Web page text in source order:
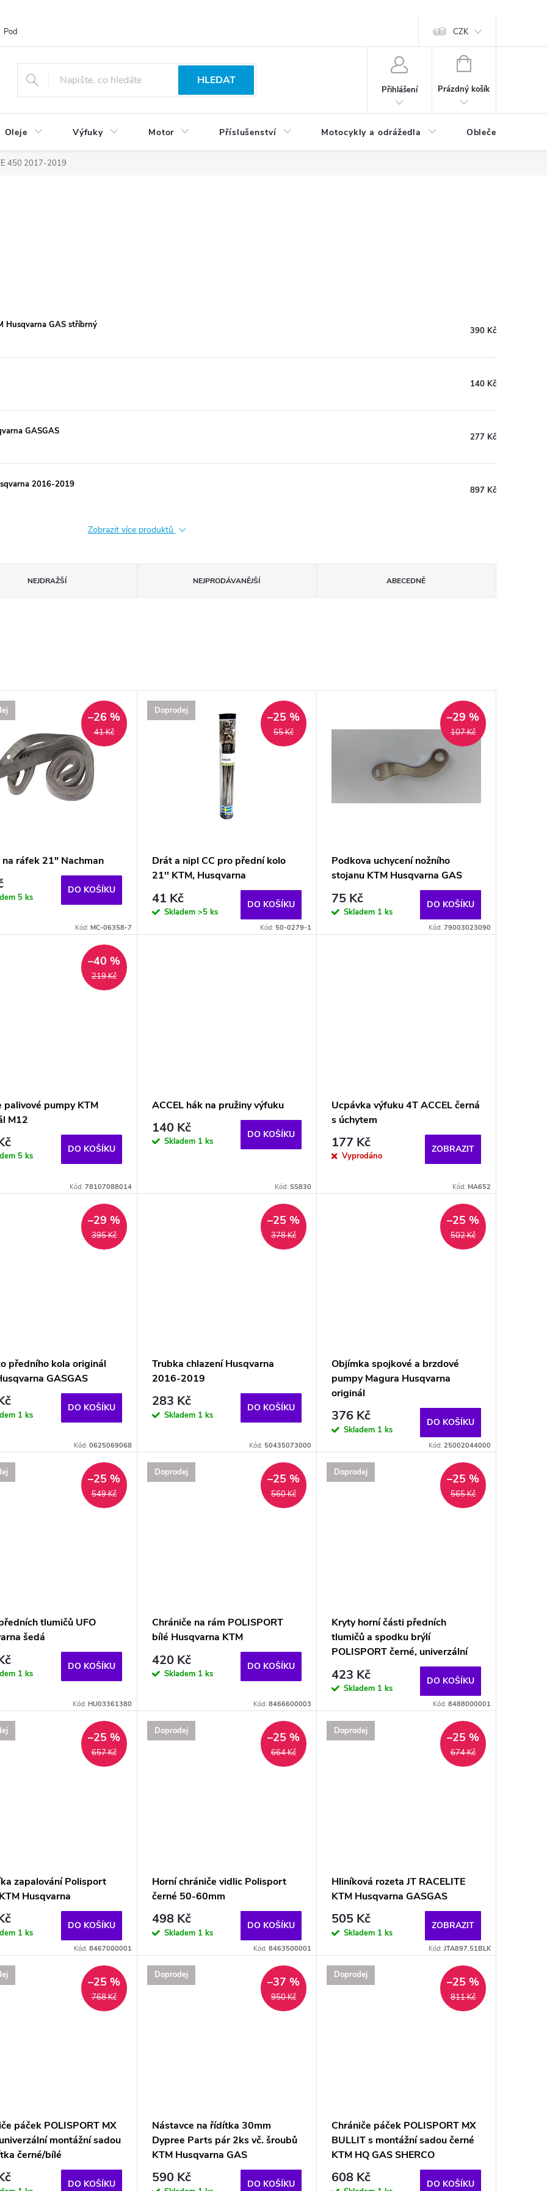
Podmínky ochrany osobních údajů CZK
HLEDAT
Přihlášení
NÁKUPNÍ
Prázdný košík
Oleje Výfuky Motor Příslušenství Motocykly a odrážedla Oblečení a
450 2017-2019
Husqvarna GAS stříbrný
390 Kč
140 Kč
GASGAS
277 Kč
2016-2019
897 Kč
Zobrazit více produktů
NEJDRAŽŠÍ NEJPRODÁVANĚJŠÍ ABECEDNĚ
41 Kč
–26 %
na ráfek 21" Nachman
5 ks
DO KOŠÍKU
Kód: MC-06358-7
Doprodej
55 Kč
–25 %
Drát a nipl CC pro přední kolo
21'' KTM, Husqvarna
41 Kč
Skladem >5 ks
DO KOŠÍKU
Kód: 50-0279-1
107 Kč
–29 %
Podkova uchycení nožního
stojanu KTM Husqvarna GAS
75 Kč
Skladem 1 ks
DO KOŠÍKU
Kód: 79003023090
219 Kč
–40 %
palivové pumpy KTM
M12
5 ks
DO KOŠÍKU
Kód: 78107088014
ACCEL hák na pružiny výfuku
140 Kč
Skladem 1 ks
DO KOŠÍKU
Kód: SS830
Ucpávka výfuku 4T ACCEL černá
s úchytem
177 Kč
Vyprodáno
ZOBRAZIT
Kód: MA652
395 Kč
–29 %
předního kola originál
GASGAS
1 ks
DO KOŠÍKU
Kód: 0625069068
378 Kč
–25 %
Trubka chlazení Husqvarna
2016-2019
283 Kč
Skladem 1 ks
DO KOŠÍKU
Kód: 50435073000
502 Kč
–25 %
Objímka spojkové a brzdové
pumpy Magura Husqvarna
originál
376 Kč
Skladem 1 ks
DO KOŠÍKU
Kód: 25002044000
549 Kč
–25 %
tlumičů UFO
šedá
1 ks
DO KOŠÍKU
Kód: HU03361380
Doprodej
560 Kč
–25 %
Chrániče na rám POLISPORT
bílé Husqvarna KTM
420 Kč
Skladem 1 ks
DO KOŠÍKU
Kód: 8466600003
Doprodej
565 Kč
–25 %
Kryty horní části předních
tlumičů a spodku brýlí
POLISPORT černé, univerzální
423 Kč
Skladem 1 ks
DO KOŠÍKU
Kód: 8488000001
657 Kč
–25 %
zapalování Polisport
Husqvarna
1 ks
DO KOŠÍKU
Kód: 8467000001
Doprodej
664 Kč
–25 %
Horní chrániče vidlic Polisport
černé 50-60mm
498 Kč
Skladem 1 ks
DO KOŠÍKU
Kód: 8463500001
Doprodej
674 Kč
–25 %
Hliníková rozeta JT RACELITE
KTM Husqvarna GASGAS
505 Kč
Skladem 1 ks
ZOBRAZIT
Kód: JTA897.51BLK
768 Kč
–25 %
páček POLISPORT MX
montážní sadou
černé/bílé
DO KOŠÍKU
Doprodej
950 Kč
–37 %
Nástavce na řídítka 30mm
Dypree Parts pár 2ks vč. šroubů
KTM Husqvarna GAS
590 Kč DO KOŠÍKU
Doprodej
811 Kč
–25 %
Chrániče páček POLISPORT MX
BULLIT s montážní sadou černé
KTM HQ GAS SHERCO
608 Kč DO KOŠÍKU